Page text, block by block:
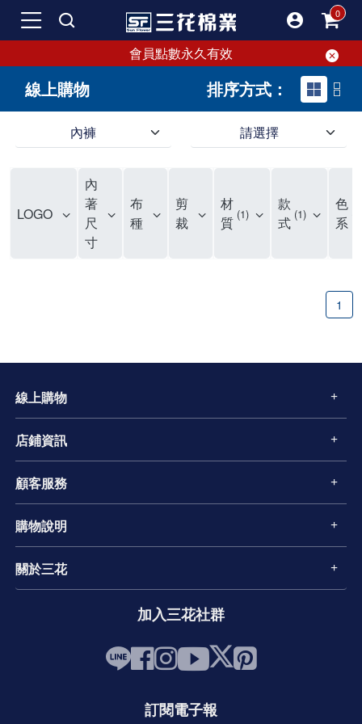
會員點數永久有效
線上購物 排序方式：
內褲 請選擇
LOGO
內
著
尺
寸
布
種
剪
裁
材
質 1
款
式 1
色
系
1
線上購物
店鋪資訊
顧客服務
購物說明
關於三花
加入三花社群
訂閱電子報